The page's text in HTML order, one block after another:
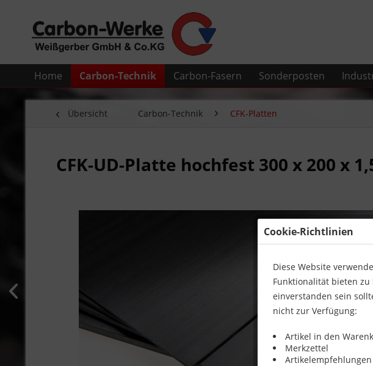
Home Carbon-Technik Carbon-Fasern Sonderposten
Übersicht Carbon-Technik CFK-Platten
CFK-UD-Platte hochfest 300 x 200 x
Cookie-Richtlinien
Diese Website
Funktionalität bieten
einverstanden sein
nicht zur Verfügung:
Artikel in den
Merkzettel